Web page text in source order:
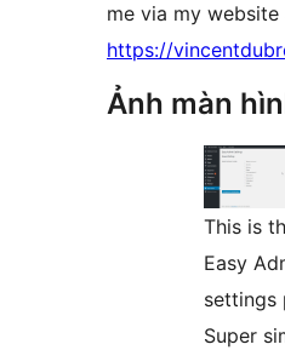
me via my website
https://
Ảnh màn
This is
Easy
settings
Super